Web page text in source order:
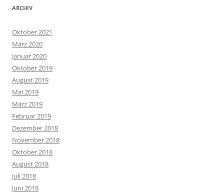
ARCHIV
Oktober 2021
März 2020
Januar 2020
Oktober 2019
August 2019
Mai 2019
März 2019
Februar 2019
Dezember 2018
November 2018
Oktober 2018
August 2018
Juli 2018
Juni 2018